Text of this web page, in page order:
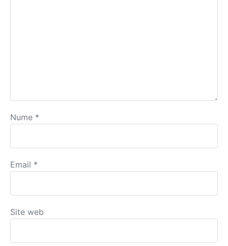
Nume *
Email *
Site web